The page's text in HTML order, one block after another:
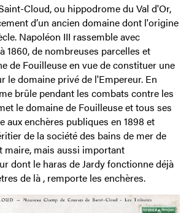
Cloud, ou hippodrome du Val d'Or,
d’un ancien domaine dont l'origine
Napoléon III rassemble avec
1860, de nombreuses parcelles et
de Fouilleuse en vue de constituer une
le domaine privé de l'Empereur. En
brûle pendant les combats contre les
le domaine de Fouilleuse et tous ses
aux enchères publiques en 1898 et
de la société des bains de mer de
maire, mais aussi important
dont le haras de Jardy fonctionne déjà
de là , remporte les enchères.